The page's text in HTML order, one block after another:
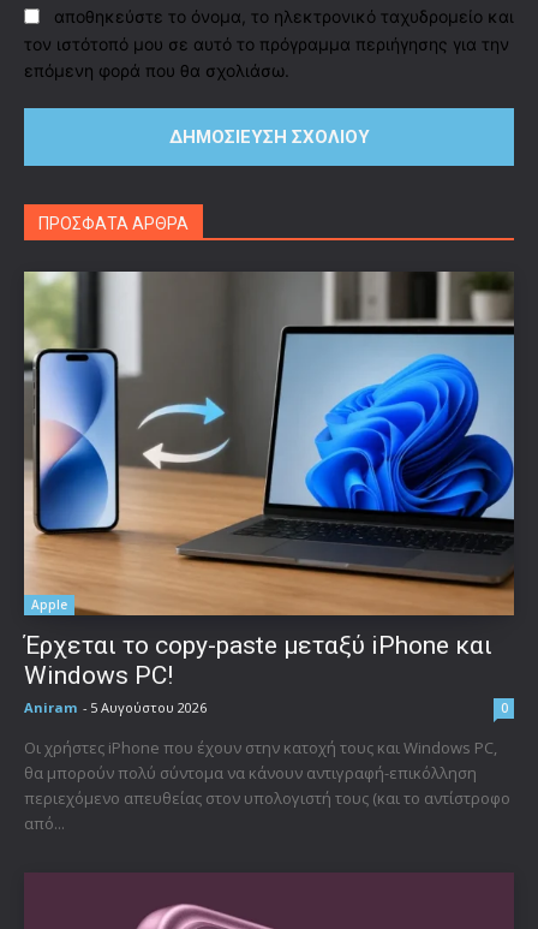
αποθηκεύστε το όνομα, το ηλεκτρονικό ταχυδρομείο και
τον ιστότοπό μου σε αυτό το πρόγραμμα περιήγησης για την
επόμενη φορά που θα σχολιάσω.
ΠΡΟΣΦΑΤΑ ΑΡΘΡΑ
Apple
Έρχεται το copy-paste μεταξύ iPhone και
Windows PC!
Aniram - 5 Αυγούστου 2026 0
Οι χρήστες iPhone που έχουν στην κατοχή τους και Windows PC,
θα μπορούν πολύ σύντομα να κάνουν αντιγραφή-επικόλληση
περιεχόμενο απευθείας στον υπολογιστή τους (και το αντίστροφο
από...